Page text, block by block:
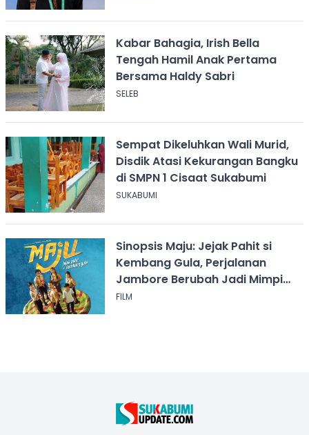
Kabar Bahagia, Irish Bella
Tengah Hamil Anak Pertama
Bersama Haldy Sabri
SELEB
Sempat Dikeluhkan Wali Murid,
Disdik Atasi Kekurangan Bangku
di SMPN 1 Cisaat Sukabumi
SUKABUMI
Sinopsis Maju: Jejak Pahit si
Kembang Gula, Perjalanan
Jambore Berubah Jadi Mimpi
Buruk
FILM